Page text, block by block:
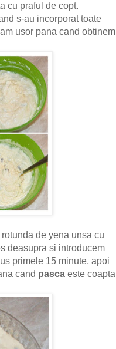
cu praful de copt.
s-au incorporat toate
usor pana cand obtinem
de yena unsa cu
deasupra si introducem
primele 15 minute, apoi
cand pasca este coapta